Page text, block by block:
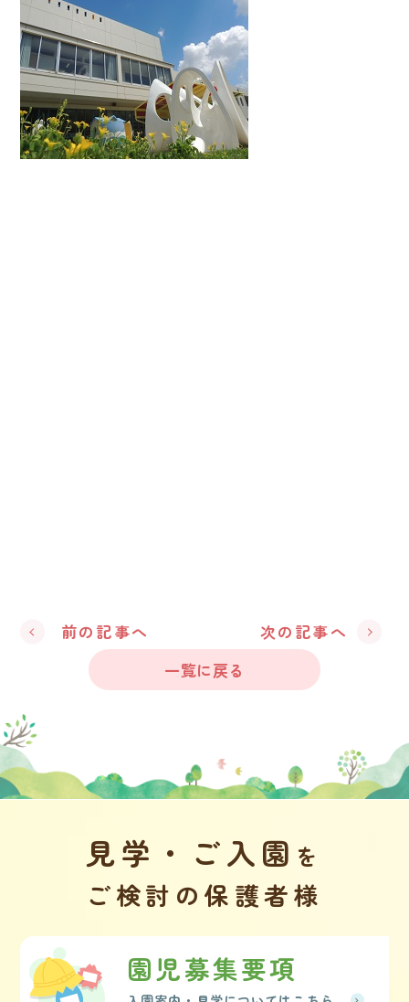
前の記事へ
次の記事へ
一覧に戻る
見学・ご入園 を
ご検討の保護者様
園児募集要項